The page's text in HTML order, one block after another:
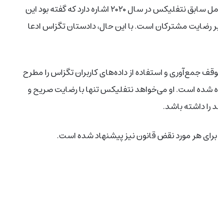
شکایت همچنین به اظهارات پیشین رید هستینگز، مدیرعامل سابق نتفلیکس در سال ۲۰۲۰ اشاره دارد که گفته بود این
رضایت مشترکان است. با این حال، دادستان تگزاس ادعا
جمع‌آوری و استفاده از داده‌های کاربران تگزاس را مطرح
است. او می‌خواهد نتفلیکس تنها با رضایت صریح و
را داشته باشد.